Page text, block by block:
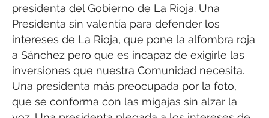
presidenta del Gobierno de La Rioja. Una
Presidenta sin valentía para defender los
intereses de La Rioja, que pone la alfombra roja
a Sánchez pero que es incapaz de exigirle las
inversiones que nuestra Comunidad necesita.
Una presidenta más preocupada por la foto,
que se conforma con las migajas sin alzar la